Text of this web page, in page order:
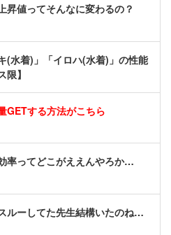
昇値ってそんなに変わるの？
(水着)」「イロハ(水着)」の性能
】
GETする方法がこちら
率ってどこがええんやろか…
ルーしてた先生結構いたのね…